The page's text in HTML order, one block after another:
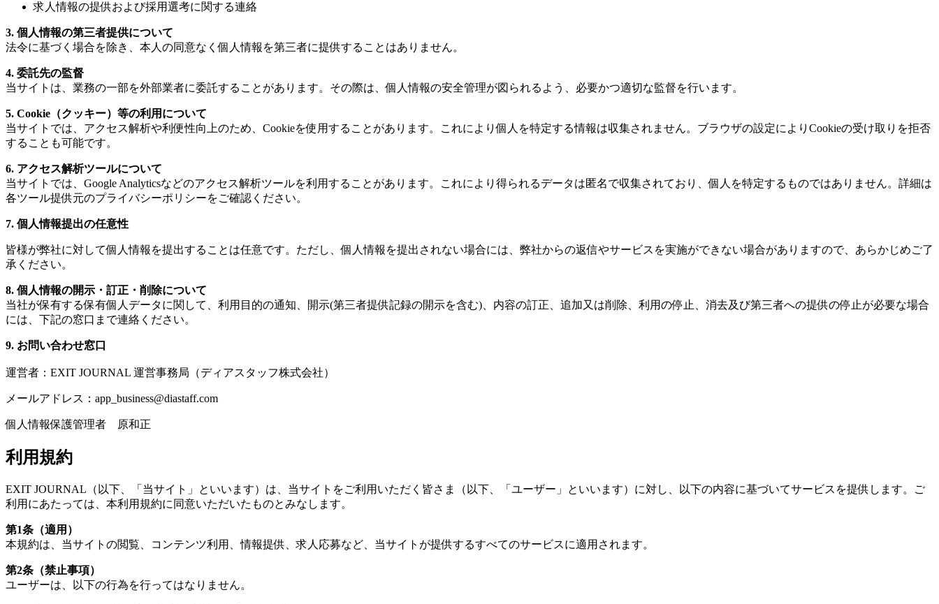
求人情報の提供および採用選考に関する連絡
3. 個人情報の第三者提供について
法令に基づく場合を除き、本人の同意なく個人情報を第三者に提供することはありません。
4. 委託先の監督
当サイトは、業務の一部を外部業者に委託することがあります。その際は、個人情報の安全管理が図られるよう、必要かつ適切な監督を行います。
5. Cookie （クッキー）等の利用について
当サイトでは、アクセス解析や利便性向上のため、Cookieを使用することがあります。これにより個人を特定する情報は収集されません。ブラウザの設定によりCookieの受け取りを拒否
することも可能です。
6. アクセス解析ツールについて
当サイトでは、Google Analyticsなどのアクセス解析ツールを利用することがあります。これにより得られるデータは匿名で収集されており、個人を特定するものではありません。詳細は
各ツール提供元のプライバシーポリシーをご確認ください。
7. 個人情報提出の任意性
皆様が弊社に対して個人情報を提出することは任意です。ただし、個人情報を提出されない場合には、弊社からの返信やサービスを実施ができない場合がありますので、あらかじめご了
承ください。
8. 個人情報の開示・訂正・削除について
当社が保有する保有個人データに関して、利用目的の通知、開示(第三者提供記録の開示を含む)、内容の訂正、追加又は削除、利用の停止、消去及び第三者への提供の停止が必要な場合
には、下記の窓口まで連絡ください。
9. お問い合わせ窓口
運営者：EXIT JOURNAL 運営事務局（ディアスタッフ株式会社）
メールアドレス：app_business@diastaff.com
個人情報保護管理者 原和正
利用規約
EXIT JOURNAL（以下、「当サイト」といいます）は、当サイトをご利用いただく皆さま（以下、「ユーザー」といいます）に対し、以下の内容に基づいてサービスを提供します。ご
利用にあたっては、本利用規約に同意いただいたものとみなします。
第1条（適用）
本規約は、当サイトの閲覧、コンテンツ利用、情報提供、求人応募など、当サイトが提供するすべてのサービスに適用されます。
第2条（禁止事項）
ユーザーは、以下の行為を行ってはなりません。